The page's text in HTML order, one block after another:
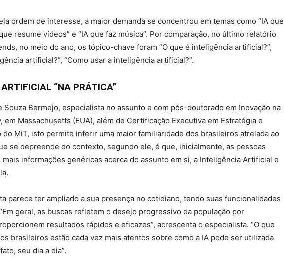
ordem de interesse, a maior demanda se concentrou em temas como “IA que
resume vídeos” e “IA que faz música”. Por comparação, no último relatório
no meio do ano, os tópico-chave foram “O que é inteligência artificial?”,
artificial?”, “Como usar a inteligência artificial?”.
“NA PRÁTICA”
Souza Bermejo, especialista no assunto e com pós-doutorado em Inovação na
em Massachusetts (EUA), além de Certificação Executiva em Estratégia e
do MiT, isto permite inferir uma maior familiaridade dos brasileiros atrelada ao
se depreende do contexto, segundo ele, é que, inicialmente, as pessoas
informações genéricas acerca do assunto em si, a Inteligência Artificial e
parece ter ampliado a sua presença no cotidiano, tendo suas funcionalidades
geral, as buscas refletem o desejo progressivo da população por
resultados rápidos e eficazes”, acrescenta o especialista. “O que
brasileiros estão cada vez mais atentos sobre como a IA pode ser utilizada
seu dia a dia”.